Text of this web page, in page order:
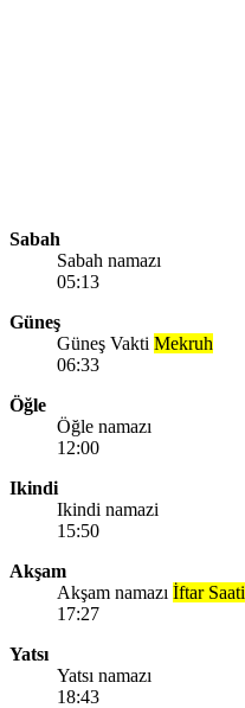
Sabah
Sabah namazı
05:13
Güneş
Güneş Vakti Mekruh
06:33
Öğle
Öğle namazı
12:00
Ikindi
Ikindi namazi
15:50
Akşam
Akşam namazı İftar Saati
17:27
Yatsı
Yatsı namazı
18:43